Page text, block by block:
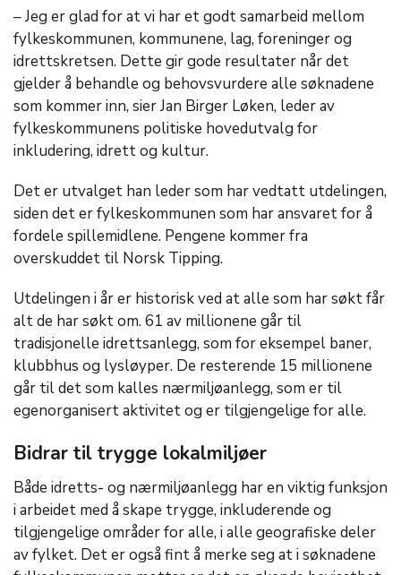
– Jeg er glad for at vi har et godt samarbeid mellom
fylkeskommunen, kommunene, lag, foreninger og
idrettskretsen. Dette gir gode resultater når det
gjelder å behandle og behovsvurdere alle søknadene
som kommer inn, sier Jan Birger Løken, leder av
fylkeskommunens politiske hovedutvalg for
inkludering, idrett og kultur.
Det er utvalget han leder som har vedtatt utdelingen,
siden det er fylkeskommunen som har ansvaret for å
fordele spillemidlene. Pengene kommer fra
overskuddet til Norsk Tipping.
Utdelingen i år er historisk ved at alle som har søkt får
alt de har søkt om. 61 av millionene går til
tradisjonelle idrettsanlegg, som for eksempel baner,
klubbhus og lysløyper. De resterende 15 millionene
går til det som kalles nærmiljøanlegg, som er til
egenorganisert aktivitet og er tilgjengelige for alle.
Bidrar til trygge lokalmiljøer
Både idretts- og nærmiljøanlegg har en viktig funksjon
i arbeidet med å skape trygge, inkluderende og
tilgjengelige områder for alle, i alle geografiske deler
av fylket. Det er også fint å merke seg at i søknadene